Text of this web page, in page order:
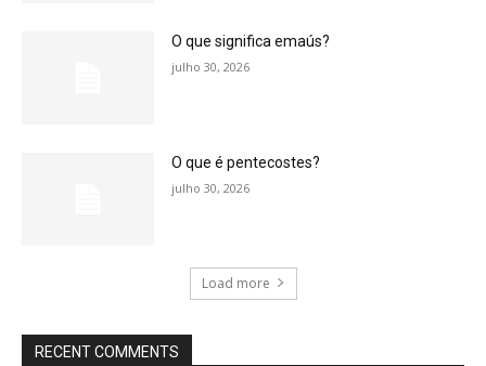
O que significa emaús?
julho 30, 2026
O que é pentecostes?
julho 30, 2026
Load more
RECENT COMMENTS